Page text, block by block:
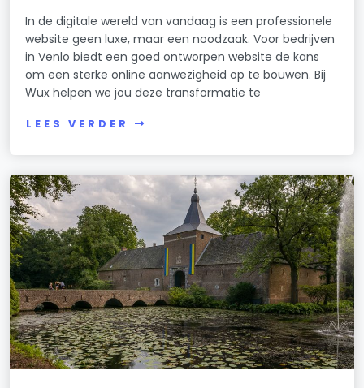
In de digitale wereld van vandaag is een professionele
website geen luxe, maar een noodzaak. Voor bedrijven
in Venlo biedt een goed ontworpen website de kans
om een sterke online aanwezigheid op te bouwen. Bij
Wux helpen we jou deze transformatie te
LEES VERDER